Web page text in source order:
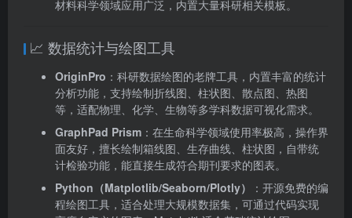
材料科学领域应用广泛，内置大量科研相关模板。
📈 数据统计与绘图工具
OriginPro ：科研数据绘图的老牌工具，内置丰富的统计
分析功能，支持绘制折线图、柱状图、散点图、热图
等，适配物理、化学、生物等多学科数据可视化需求。
GraphPad Prism ：在生命科学领域使用率极高，操作界
面友好，擅长绘制箱线图、生存曲线、柱状图，自带统
计检验功能，能直接生成符合期刊要求的图表。
Python（Matplotlib/Seaborn/Plotly）
：开源免费的编
程绘图工具，适合处理大规模数据集，可通过代码实现